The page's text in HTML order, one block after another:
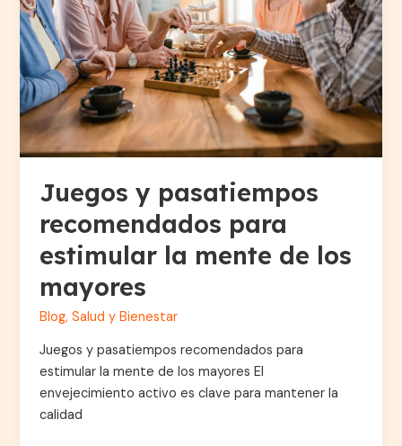
Juegos y pasatiempos
recomendados para
estimular la mente de los
mayores
Blog,Salud y Bienestar
Juegos y pasatiempos recomendados para
estimular la mente de los mayores El
envejecimiento activo es clave para mantener la
calidad
para
estimular
la
mente
de
los
mayores